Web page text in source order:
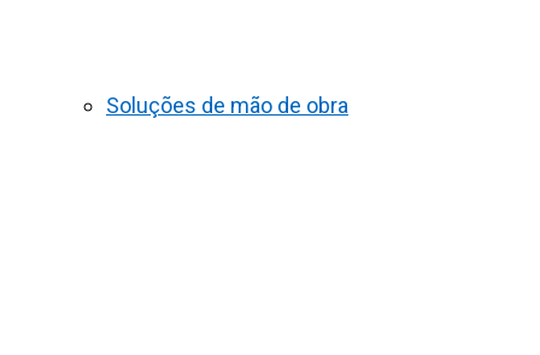
Soluções de mão de obra